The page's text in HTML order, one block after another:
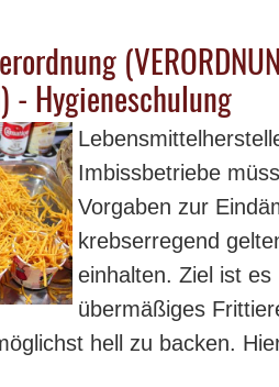
- Hygieneschulung
Imbissbetriebe
Vorgaben zur
krebserregend
einhalten. Ziel ist
übermäßiges
hell zu backen.